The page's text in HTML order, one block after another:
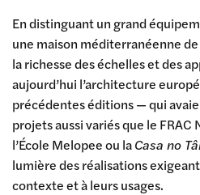
En distinguant un grand
une maison méditerranéenne
la richesse des échelles et des
aujourd’hui l’architecture
précédentes éditions — qui
projets aussi variés que le FRAC
l’École Melopee ou laCasa no
lumière des réalisations
contexte et à leurs usages.